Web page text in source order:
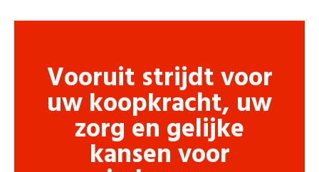
Vooruit strijdt voor
uw koopkracht, uw
zorg en gelijke
kansen voor